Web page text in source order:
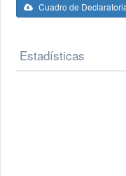
Cuadro de
Estadísticas